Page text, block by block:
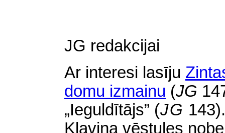
JG redakcijai
Ar interesi lasīju
domu izmainu (JG
„Ieguldītājs” (JG
Kļaviņa vēstules